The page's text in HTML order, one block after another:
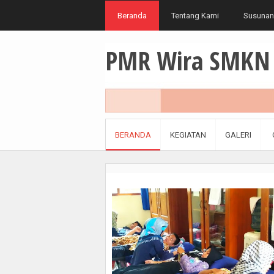
Beranda Tentang Kami
PMR Wira
BERANDA KEGIATAN GALERI